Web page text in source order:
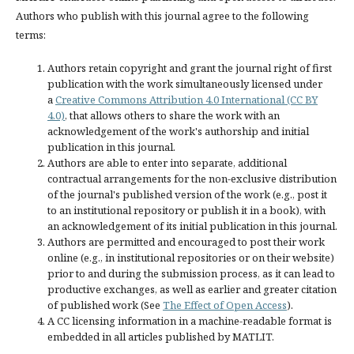
Authors who publish with this journal agree to the following
terms:
Authors retain copyright and grant the journal right of first
publication with the work simultaneously licensed under
aCreative Commons Attribution 4.0 International (CC BY
4.0), that allows others to share the work with an
acknowledgement of the work's authorship and initial
publication in this journal.
Authors are able to enter into separate, additional
contractual arrangements for the non-exclusive distribution
of the journal's published version of the work (e.g., post it
to an institutional repository or publish it in a book), with
an acknowledgement of its initial publication in this journal.
Authors are permitted and encouraged to post their work
online (e.g., in institutional repositories or on their website)
prior to and during the submission process, as it can lead to
productive exchanges, as well as earlier and greater citation
of published work (See The Effect of Open Access).
A CC licensing information in a machine-readable format is
embedded in all articles published by MATLIT.